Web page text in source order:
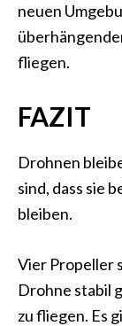
neuen
fliegen.
FAZIT
Drohnen
sind, dass sie
bleiben.
Vier Propeller
Drohne stabil
zu fliegen. Es